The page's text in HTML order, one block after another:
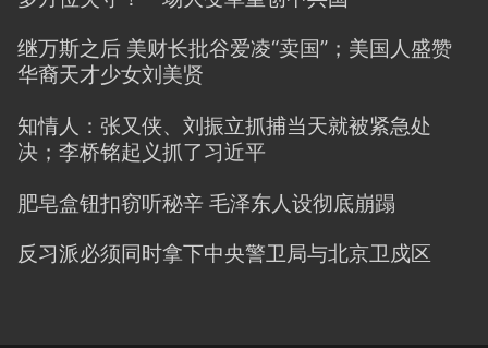
继万斯之后 美财长批谷爱凌“卖国”；美国人盛赞
华裔天才少女刘美贤
知情人：张又侠、刘振立抓捕当天就被紧急处
决；李桥铭起义抓了习近平
肥皂盒钮扣窃听秘辛 毛泽东人设彻底崩蹋
反习派必须同时拿下中央警卫局与北京卫戍区